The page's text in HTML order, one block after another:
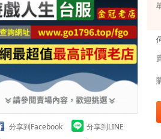
分享到Facebook
分享到LINE